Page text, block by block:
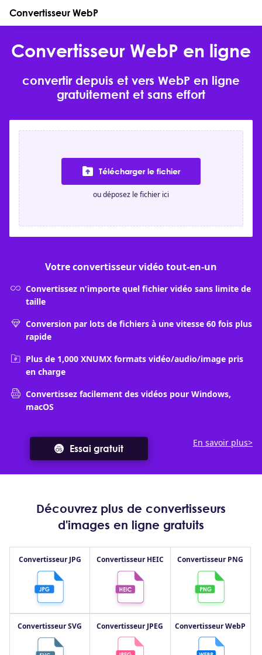
Convertisseur WebP
Convertisseur WebP en ligne
convertir depuis et vers WebP en ligne
gratuitement et sans effort
Télécharger le fichier
ou déposez le fichier ici
Votre convertisseur vidéo tout-en-un
Convertissez n'importe quel fichier vidéo sans limite de
taille
Conversion par lots de fichiers à une vitesse 60 fois plus
rapide
Plus de 1,000 XNUMX formats vidéo/audio/image pris
en charge
Convertissez facilement des vidéos pour Windows,
macOS
Essai gratuit
En savoir plus>
Découvrez plus de convertisseurs
d'images en ligne gratuits
Convertisseur JPG Convertisseur HEIC Convertisseur PNG
Convertisseur SVG Convertisseur JPEG Convertisseur WebP